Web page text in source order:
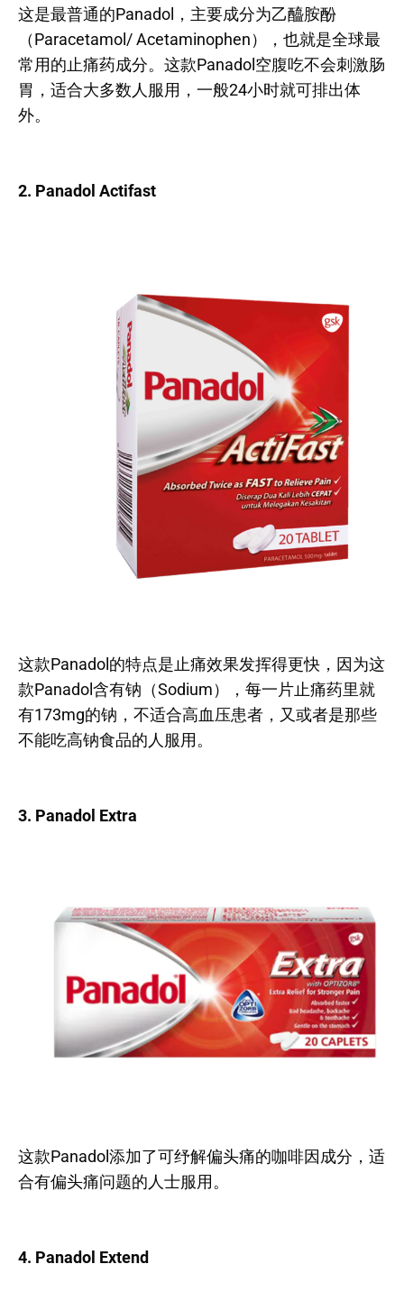
这是最普通的Panadol，主要成分为乙醯胺酚
（Paracetamol/ Acetaminophen），也就是全球最
常用的止痛药成分。这款Panadol空腹吃不会刺激肠
胃，适合大多数人服用，一般24小时就可排出体
外。
2. Panadol Actifast
这款Panadol的特点是止痛效果发挥得更快，因为这
款Panadol含有钠（Sodium），每一片止痛药里就
有173mg的钠，不适合高血压患者，又或者是那些
不能吃高钠食品的人服用。
3. Panadol Extra
这款Panadol添加了可纾解偏头痛的咖啡因成分，适
合有偏头痛问题的人士服用。
4. Panadol Extend